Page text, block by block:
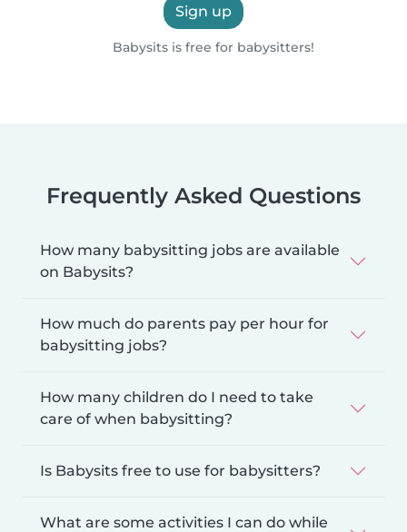
Sign up
Babysits is free for babysitters!
Frequently Asked Questions
How many babysitting jobs are available
on Babysits?
How much do parents pay per hour for
babysitting jobs?
How many children do I need to take
care of when babysitting?
Is Babysits free to use for babysitters?
What are some activities I can do while